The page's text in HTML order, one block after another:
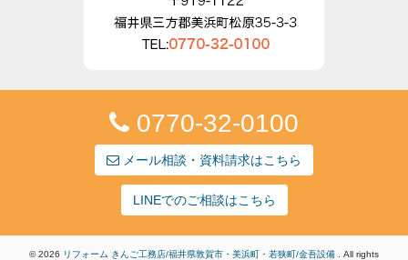
0770-32-0100
メール相談・資料請求はこちら
LINEでのご相談はこちら
© 2026 リフォーム きんご工務店/福井県敦賀市・美浜町・若狭町/金吾設備 . All rights